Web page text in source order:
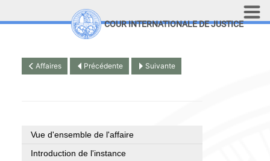
Aller au contenu principal
COUR INTERNATIONALE DE JUSTICE
Affaires Précédente Suivante
Vue d'ensemble de l'affaire
Introduction de l'instance
Top Menu
Recherche sur le site